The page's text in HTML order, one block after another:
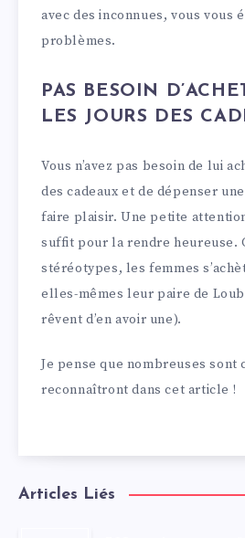
avec des inconnues, vous vous
problèmes.
PAS BESOIN
LES JOURS DES
Vous n’avez pas besoin de lui
des cadeaux et de dépenser
faire plaisir. Une petite
suffit pour la rendre heureuse.
stéréotypes, les femmes
elles-mêmes leur paire de
rêvent d’en avoir une).
Je pense que nombreuses sont
reconnaîtront dans cet article !
Articles Liés